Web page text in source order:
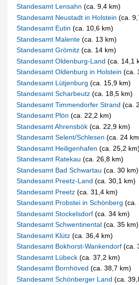
Standesamt Lensahn(ca. 9,4 km)
Standesamt Neustadt in Holstein(ca.
Standesamt Eutin(ca. 10,6 km)
Standesamt Malente(ca. 13 km)
Standesamt Grömitz(ca. 14 km)
Standesamt Oldenburg-Land(ca. 14,1
Standesamt Oldenburg in Holstein(ca.
Standesamt Lütjenburg(ca. 15,9 km)
Standesamt Scharbeutz(ca. 18,5 km)
Standesamt Timmendorfer Strand(ca.
Standesamt Plön(ca. 22,2 km)
Standesamt Ahrensbök(ca. 22,9 km)
Standesamt Selent/Schlesen(ca. 24
Standesamt Heiligenhafen(ca. 25,2 km)
Standesamt Ratekau(ca. 26,8 km)
Standesamt Bad Schwartau(ca. 30 km)
Standesamt Preetz-Land(ca. 30,1 km)
Standesamt Preetz(ca. 31,4 km)
Standesamt Probstei in Schönberg(ca.
Standesamt Stockelsdorf(ca. 34 km)
Standesamt Schwentinental(ca. 35 km)
Standesamt Klütz(ca. 36,4 km)
Standesamt Bokhorst-Wankendorf(ca.
Standesamt Lübeck(ca. 37,2 km)
Standesamt Bornhöved(ca. 38,7 km)
Standesamt Schönberger Land(ca.